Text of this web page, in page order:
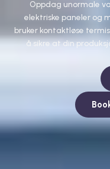
Oppdag unormale
elektriske paneler og
bruker kontaktløse
å sikre at din